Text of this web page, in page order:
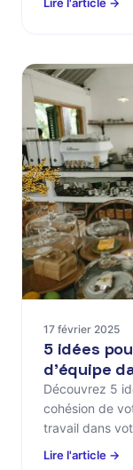
17 février 2025
5 idées
d'équipe
Découvrez 5
cohésion de
travail dans
Lire l'article →